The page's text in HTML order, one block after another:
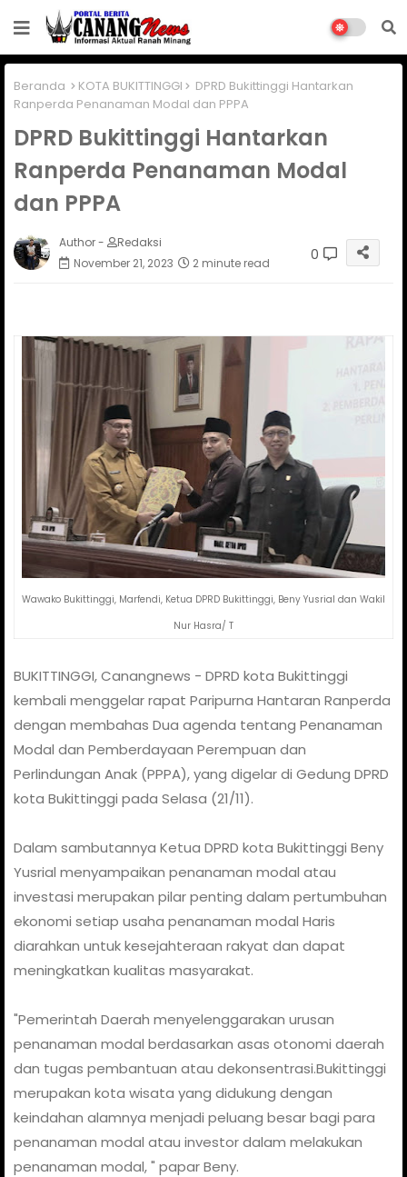
Beranda KOTA BUKITTINGGI
DPRD Bukittinggi Hantarkan
Ranperda Penanaman Modal dan PPPA
DPRD Bukittinggi Hantarkan
Ranperda Penanaman Modal
dan PPPA
Author -
Redaksi
November 21, 2023
2 minute read 0
Wawako Bukittinggi, Marfendi, Ketua DPRD Bukittinggi, Beny Yusrial dan Wakil
Nur Hasra/ T
BUKITTINGGI, Canangnews - DPRD kota Bukittinggi
kembali menggelar rapat Paripurna Hantaran Ranperda
dengan membahas Dua agenda tentang Penanaman
Modal dan Pemberdayaan Perempuan dan
Perlindungan Anak (PPPA), yang digelar di Gedung DPRD
kota Bukittinggi pada Selasa (21/11).
Dalam sambutannya Ketua DPRD kota Bukittinggi Beny
Yusrial menyampaikan penanaman modal atau
investasi merupakan pilar penting dalam pertumbuhan
ekonomi setiap usaha penanaman modal Haris
diarahkan untuk kesejahteraan rakyat dan dapat
meningkatkan kualitas masyarakat.
"Pemerintah Daerah menyelenggarakan urusan
penanaman modal berdasarkan asas otonomi daerah
dan tugas pembantuan atau dekonsentrasi.Bukittinggi
merupakan kota wisata yang didukung dengan
keindahan alamnya menjadi peluang besar bagi para
penanaman modal atau investor dalam melakukan
penanaman modal, " papar Beny.